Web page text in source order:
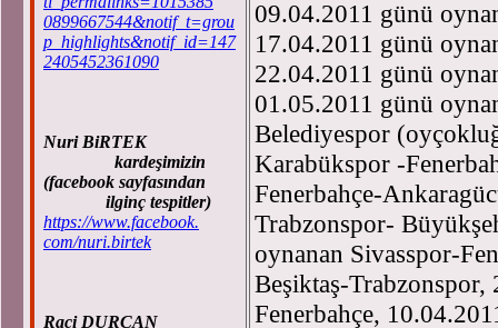
0899667544&notif_t=grou
p_highlights&notif_id=147
2405452361090
Nuri BiRTEK
kardeşimizin
(facebook sayfasından
ilginç tespitler)
https://www.facebook.
com/nuri.birtek
Raci DURCAN
09.04.2011 günü
17.04.2011 günü
22.04.2011 günü
01.05.2011 günü
Belediyespor
Karabükspor -
Fenerbahçe-
Trabzonspor-
oynanan Sivasspor-
Beşiktaş-
Fenerbahçe,